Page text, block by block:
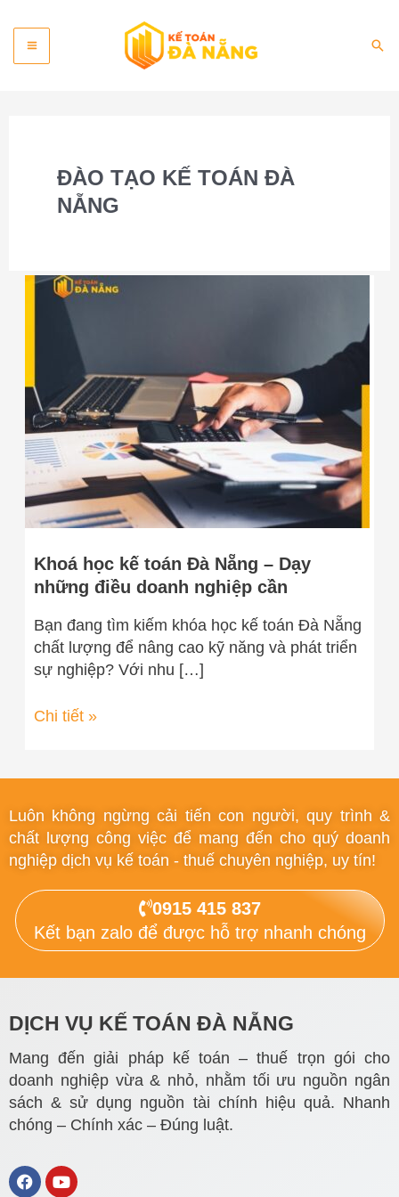
content
Main
Menu
ĐÀO TẠO KẾ TOÁN ĐÀ
NẴNG
Khoá học kế toán Đà Nẵng – Dạy
những điều doanh nghiệp cần
Bạn đang tìm kiếm khóa học kế toán Đà Nẵng
chất lượng để nâng cao kỹ năng và phát triển
sự nghiệp? Với nhu […]
Khoá
Đà
Nẵng
–
Dạy
những
điều
doanh
nghiệp
cần
Chi tiết »
Luôn không ngừng cải tiến con người, quy trình &
chất lượng công việc để mang đến cho quý doanh
nghiệp dịch vụ kế toán - thuế chuyên nghiệp, uy tín!
0915 415 837
Kết bạn zalo để được hỗ trợ nhanh chóng
DỊCH VỤ KẾ TOÁN ĐÀ NẴNG
Mang đến giải pháp kế toán – thuế trọn gói cho
doanh nghiệp vừa & nhỏ, nhằm tối ưu nguồn ngân
sách & sử dụng nguồn tài chính hiệu quả. Nhanh
chóng – Chính xác – Đúng luật.
F
a
Y
o